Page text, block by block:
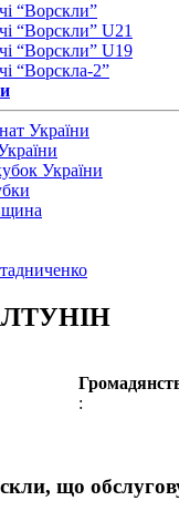
“Ворскли”
“Ворскли” U21
“Ворскли” U19
“Ворскла-2”
України
України
:
що